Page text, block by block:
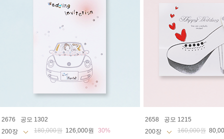
2676
공모 1302
180,000원 126,000원 30%
2658
공모 1215
160,000원